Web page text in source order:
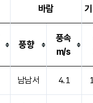
바람
풍향
풍속
m/s
남남서 4.1